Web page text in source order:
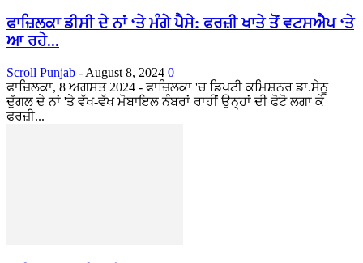
ਫਾਜ਼ਿਲਕਾ ਡੀਸੀ ਦੇ ਨਾਂ ‘ਤੇ ਮੰਗੇ ਪੈਸੇ: ਫਰਜ਼ੀ ਖਾਤੇ ਤੋਂ ਵਟਸਐਪ ‘ਤੇ
ਆ ਰਹੇ...
Scroll Punjab - August 8, 2024 0
ਫਾਜ਼ਿਲਕਾ, 8 ਅਗਸਤ 2024 - ਫਾਜ਼ਿਲਕਾ 'ਚ ਡਿਪਟੀ ਕਮਿਸ਼ਨਰ ਡਾ.ਸੇਨੂ
ਦੁੱਗਲ ਦੇ ਨਾਂ 'ਤੇ ਵੱਖ-ਵੱਖ ਮੋਬਾਇਲ ਨੰਬਰਾਂ ਰਾਹੀਂ ਉਨ੍ਹਾਂ ਦੀ ਫੋਟੋ ਲਗਾ ਕੇ
ਫਰਜ਼ੀ...